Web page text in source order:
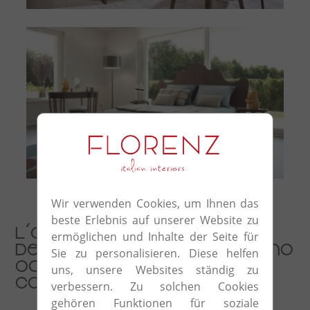
L'autenticità ed il prestigio
del Made in Italy certificano
ogni elemento della
collezione Volpi
Wir verwenden Cookies, um Ihnen das
beste Erlebnis auf unserer Website zu
ermöglichen und Inhalte der Seite für
Sie zu personalisieren. Diese helfen
uns, unsere Websites ständig zu
verbessern. Zu solchen Cookies
gehören Funktionen für soziale